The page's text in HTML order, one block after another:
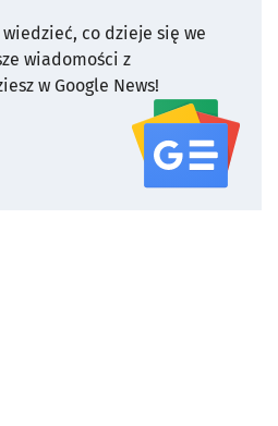
co dzieje się we
wiadomości z
w Google News!
serwisu